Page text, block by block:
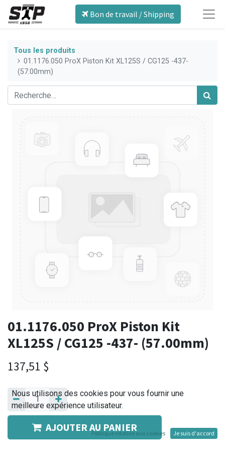
Bon de travail / Shipping
Tous les produits
01.1176.050 ProX Piston Kit XL125S / CG125 -437-
(57.00mm)
01.1176.050 ProX Piston Kit
XL125S / CG125 -437- (57.00mm)
137,51 $
AJOUTER AU PANIER
Nous utilisons des cookies pour vous fournir une
meilleure expérience utilisateur.
Politique relative aux cookies Je suis d'accord